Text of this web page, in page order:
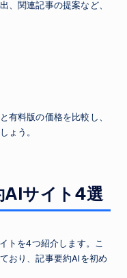
、関連記事の提案など、
有料版の価格を比較し、
ょう。
AIサイト4選
トを4つ紹介します。こ
おり、記事要約AIを初め